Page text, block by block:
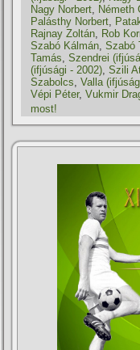
Nagy Norbert, Németh
Palásthy Norbert,
Rajnay Zoltán, Rob
Szabó Kálmán,Szabó
Tamás,Szendrei
(ifjúsági - 2002),Szili
Szabolcs,Valla
Vépi Péter,Vukmir
most!